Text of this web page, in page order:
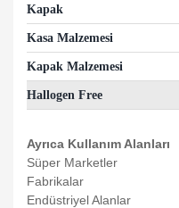
Kapak
Kasa Malzemesi
Kapak Malzemesi
Hallogen Free
Ayrıca Kullanım Alanları
Süper Marketler
Fabrikalar
Endüstriyel Alanlar